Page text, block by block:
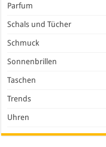
Parfum
Schals und Tücher
Schmuck
Sonnenbrillen
Taschen
Trends
Uhren